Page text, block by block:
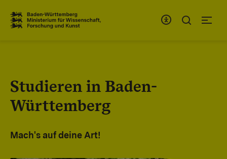
Studieren in Baden-
Württemberg
Mach's auf deine Art!